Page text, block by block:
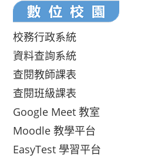
校務行政系統
資料查詢系統
查閱教師課表
查閱班級課表
Google Meet 教室
Moodle 教學平台
EasyTest 學習平台